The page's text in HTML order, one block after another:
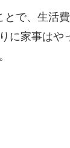
とで、生活
に家事はや